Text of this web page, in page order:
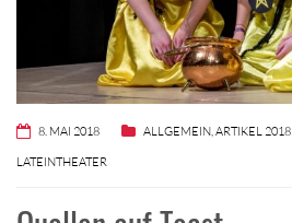
8. MAI 2018 ALLGEMEIN,ARTIKEL 2018
LATEINTHEATER